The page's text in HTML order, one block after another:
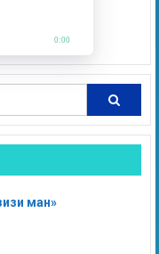
0:00
ман»